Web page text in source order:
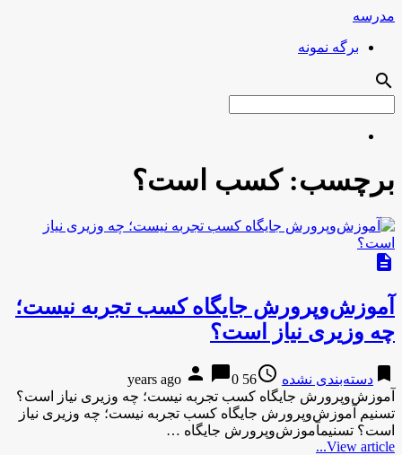
مدرسه
برگه نمونه
search
برچسب:کسب است؟
description
آموزش‌وپرورش جایگاه کسب تجربه نیست؛
چه وزیری نیاز است؟
bookmark دسته‌بندی نشده access_time
56 years ago
person chat_bubble0
آموزش‌وپرورش جایگاه کسب تجربه نیست؛ چه وزیری نیاز است؟
تسنیم آموزش‌وپرورش جایگاه کسب تجربه نیست؛ چه وزیری نیاز
است؟ تسنیمآموزش‌وپرورش جایگاه …
View article...